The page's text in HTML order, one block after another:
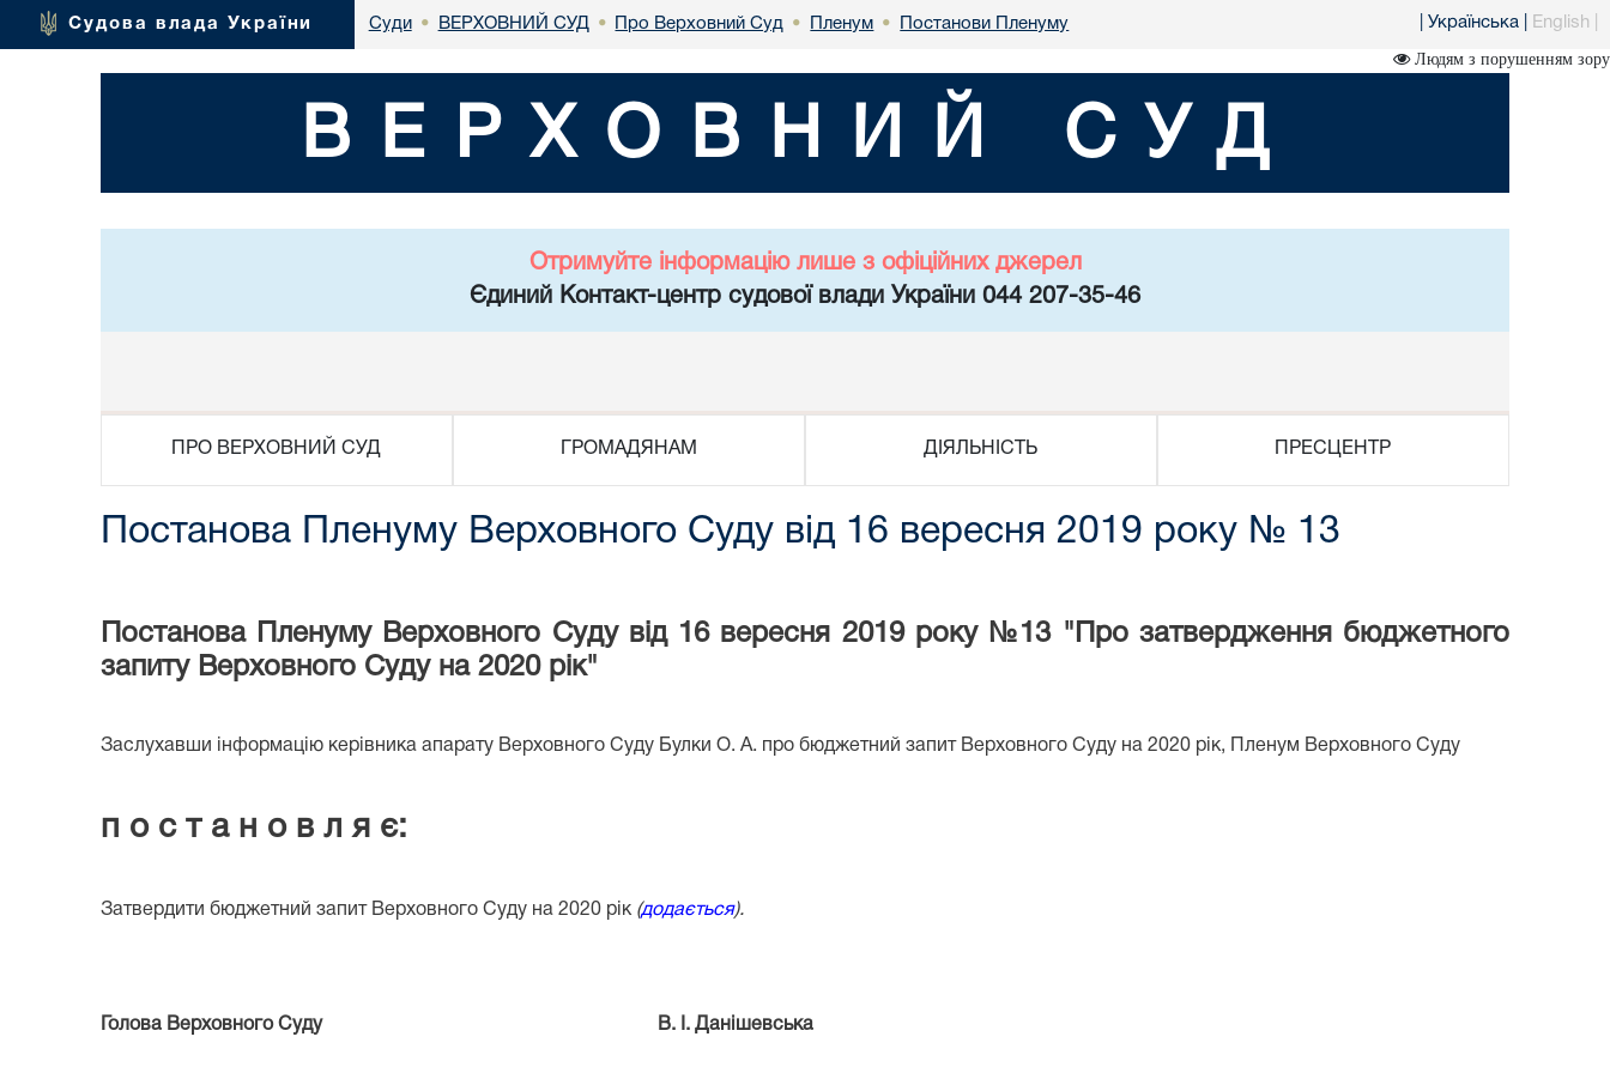
Судова влада України Суди • ВЕРХОВНИЙ СУД • Про Верховний Суд • Пленум • Постанови Пленуму Українська English
Людям з порушенням зору
ВЕРХОВНИЙ СУД
Отримуйте інформацію лише з офіційних джерел
Єдиний Контакт-центр судової влади України 044 207-35-46
ПРО ВЕРХОВНИЙ СУД ГРОМАДЯНАМ ДІЯЛЬНІСТЬ ПРЕСЦЕНТР
Постанова Пленуму Верховного Суду від 16 вересня 2019 року № 13
Постанова Пленуму Верховного Суду від 16 вересня 2019 року №13 "Про затвердження бюджетного
запиту Верховного Суду на 2020 рік"
Заслухавши інформацію керівника апарату Верховного Суду Булки О. А. про бюджетний запит Верховного Суду на 2020 рік, Пленум Верховного Суду
п о с т а н о в л я є:
Затвердити бюджетний запит Верховного Суду на 2020 рік (додається).
Голова Верховного Суду В. І. Данішевська